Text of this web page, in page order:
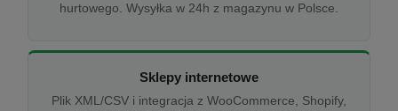
hurtowego. Wysyłka w 24h z magazynu w Polsce.
Sklepy internetowe
Plik XML/CSV i integracja z WooCommerce, Shopify,